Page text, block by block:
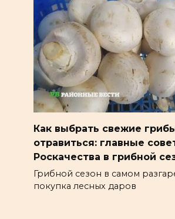
Как выбрать свежие
отравиться: главные
Роскачества в грибной
Грибной сезон в самом
покупка лесных даров